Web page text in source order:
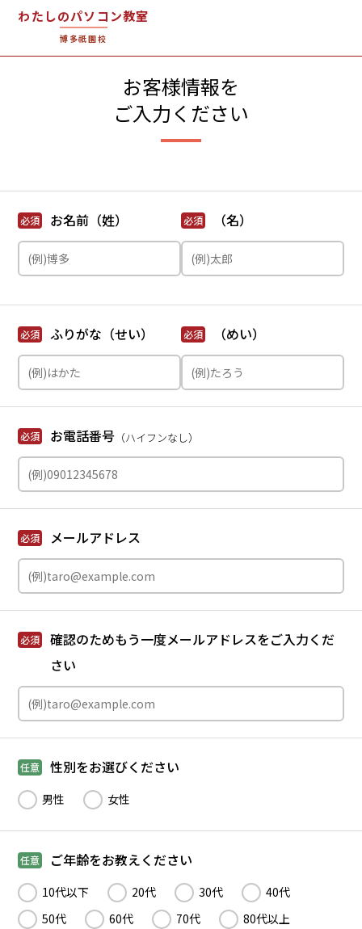
わたしのパソコン教室
博多祇園校
お客様情報を
ご入力ください
お名前（姓）
必須 （名）
必須
ふりがな（せい）
必須 （めい）
必須
お電話番号
必須 （ハイフンなし）
メールアドレス
必須
確認のためもう一度メールアドレスをご入力くだ
さい
必須
任意 性別をお選びください
男性 女性
任意 ご年齢をお教えください
10代以下 20代 30代
40代
50代
60代 70代 80代以上